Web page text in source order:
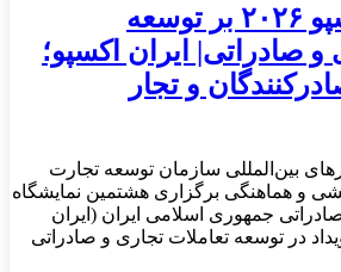
تمرکز ایران اکسپو ۲۰۲۶ بر توسعه
صادراتی| ایران اکسپو؛
و تجار
بین‌المللی سازمان توسعه تجارت
و هماهنگی برگزاری هشتمین نمایشگاه
جمهوری اسلامی ایران (ایران
در توسعه تعاملات تجاری و صادراتی